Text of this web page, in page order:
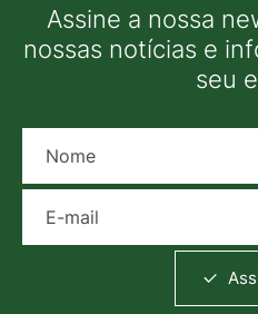
Assine a nossa
nossas notícias e
seu